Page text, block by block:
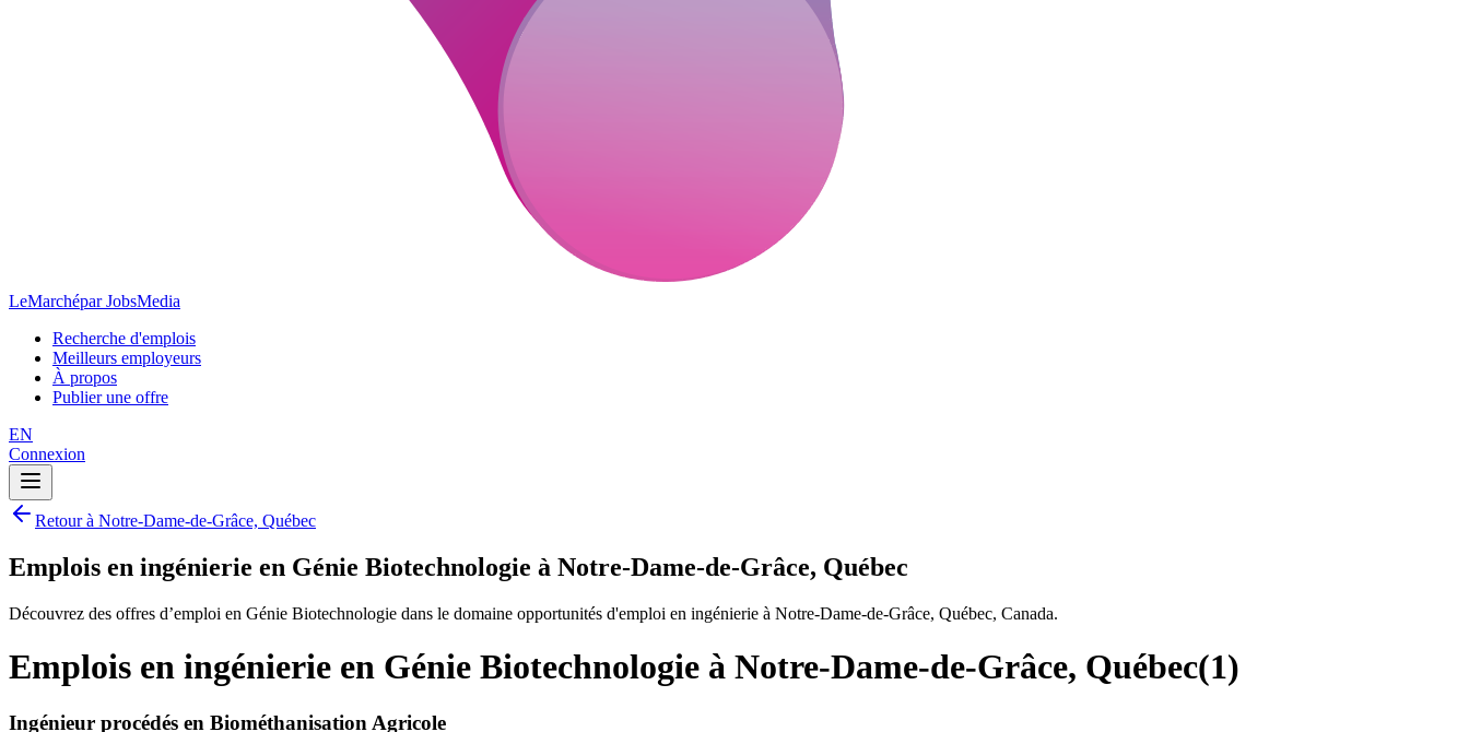
LeMarchépar JobsMedia
Recherche d'emplois
Meilleurs employeurs
À propos
Publier une offre
EN
Connexion
Retour à Notre-Dame-de-Grâce, Québec
Emplois en ingénierie en Génie Biotechnologie à Notre-Dame-de-Grâce, Québec
Découvrez des offres d’emploi en Génie Biotechnologie dans le domaine opportunités d'emploi en ingénierie à Notre-Dame-de-Grâce, Québec, Canada.
Emplois en ingénierie en Génie Biotechnologie à Notre-Dame-de-Grâce, Québec(1)
Ingénieur procédés en Biométhanisation Agricole